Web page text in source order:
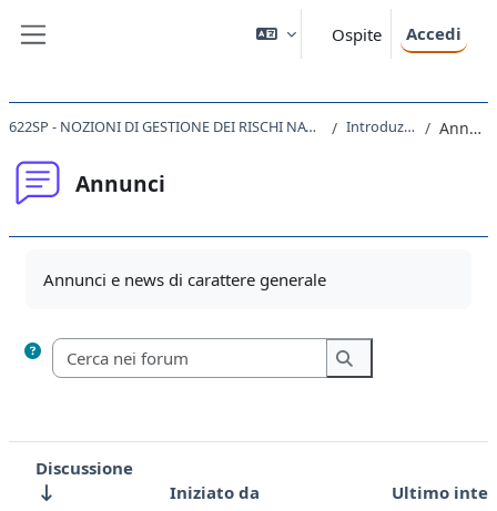
Ospite Accedi
622SP - NOZIONI DI GESTIONE DEI RISCHI NATURALI 2025 Introduzione Annunci
Annunci
Annunci e news di carattere generale
Cerca nei forum
Cerca nei forum
Discussione
Iniziato da
Ultimo